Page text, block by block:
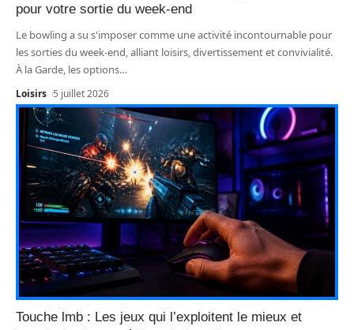
pour votre sortie du week-end
Le bowling a su s'imposer comme une activité incontournable pour
les sorties du week-end, alliant loisirs, divertissement et convivialité.
À la Garde, les options…
Loisirs 5 juillet 2026
Touche lmb : Les jeux qui l’exploitent le mieux et